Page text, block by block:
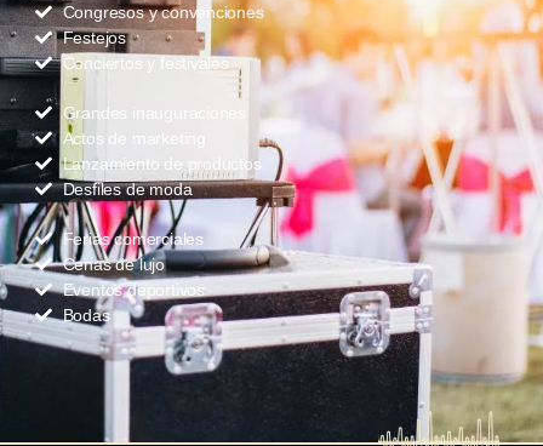
Congresos y convenciones
Festejos
Conciertos y festivales
Grandes inauguraciones
Actos de marketing
Lanzamiento de productos
Desfiles de moda
Ferias comerciales
Cenas de lujo
Eventos deportivos
Bodas